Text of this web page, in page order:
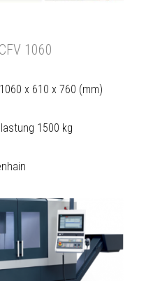
1060
x 610 x 760 (mm)
1500 kg